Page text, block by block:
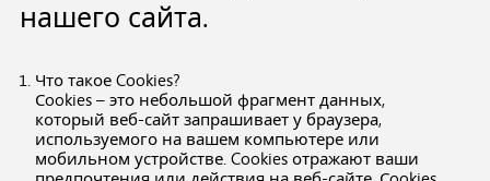
нашего сайта.
Что такое Cookies?
Сookies – это небольшой фрагмент данных,
который веб-сайт запрашивает у браузера,
используемого на вашем компьютере или
мобильном устройстве. Cookies отражают ваши